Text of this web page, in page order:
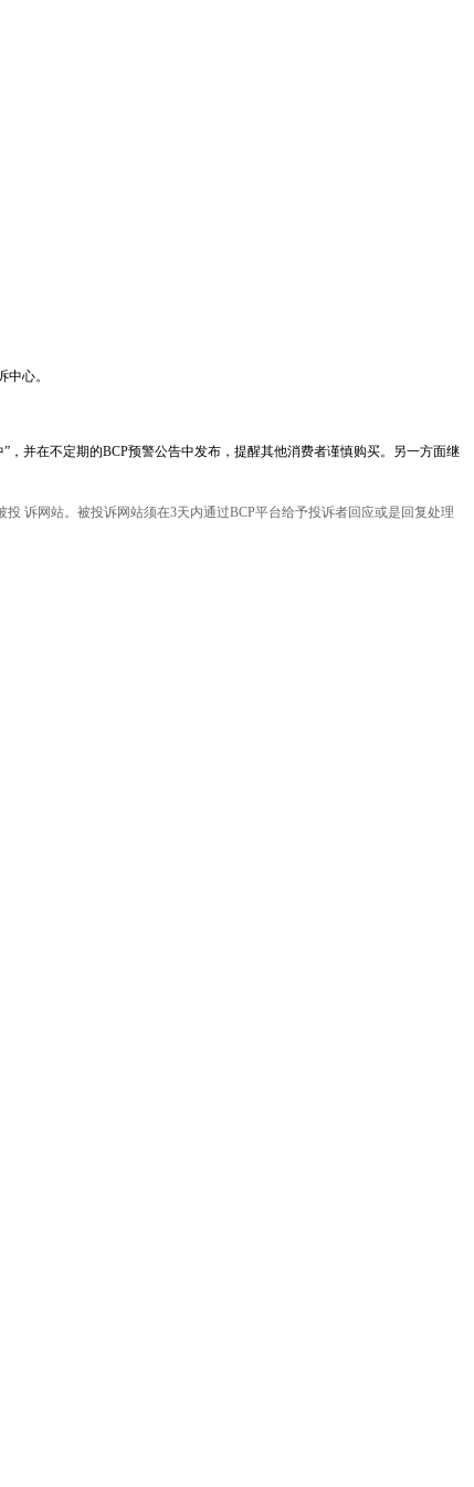
心。
并在不定期的BCP预警公告中发布，提醒其他消费者谨慎购买。另一方面继
诉网站。被投诉网站须在3天内通过BCP平台给予投诉者回应或是回复处理